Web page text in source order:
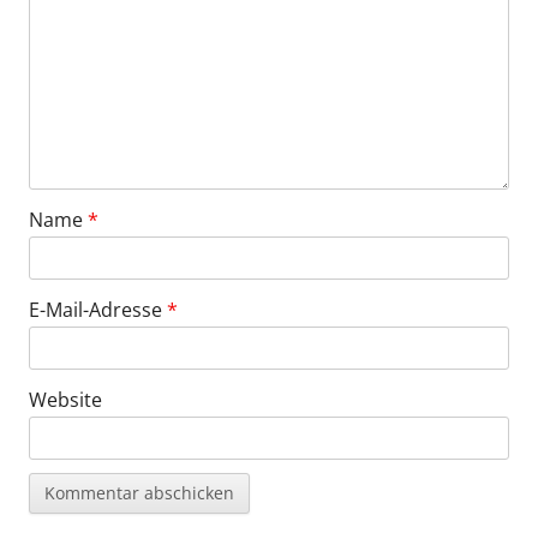
Name*
E-Mail-Adresse*
Website